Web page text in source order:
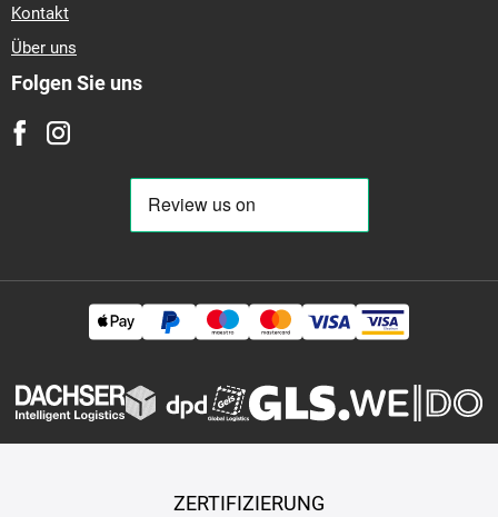
Kontakt
Über uns
Folgen Sie uns
ZERTIFIZIERUNG